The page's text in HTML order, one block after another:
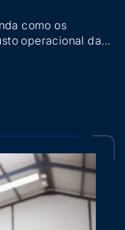
como os
operacional da